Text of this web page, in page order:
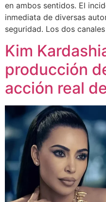
en ambos sentidos. El
inmediata de diversas
seguridad. Los dos
Kim
producción
acción real